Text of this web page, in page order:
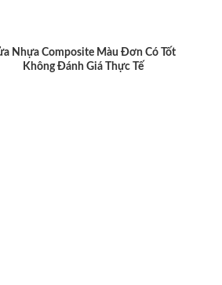
Nhựa Composite Màu Đơn Có Tốt
Không Đánh Giá Thực Tế